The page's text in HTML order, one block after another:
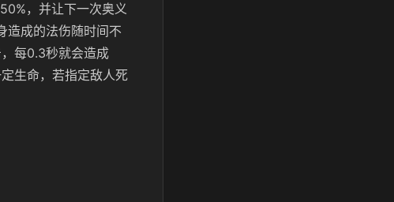
，并让下一次奥义
造成的法伤随时间不
每0.3秒就会造成
生命，若指定敌人死